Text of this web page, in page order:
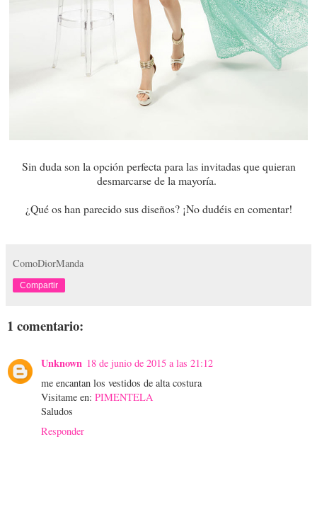
Sin duda son la opción perfecta para las invitadas que quieran
desmarcarse de la mayoría.
¿Qué os han parecido sus diseños? ¡No dudéis en comentar!
ComoDiorManda
Compartir
1 comentario:
Unknown 18 de junio de 2015 a las 21:12
me encantan los vestidos de alta costura
Visitame en: PIMENTELA
Saludos
Responder